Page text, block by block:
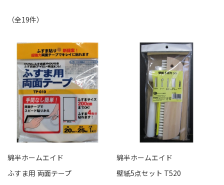
（全19件）
綿半ホームエイド
ふすま用 両面テープ
綿半ホームエイド
壁紙5点セット T520